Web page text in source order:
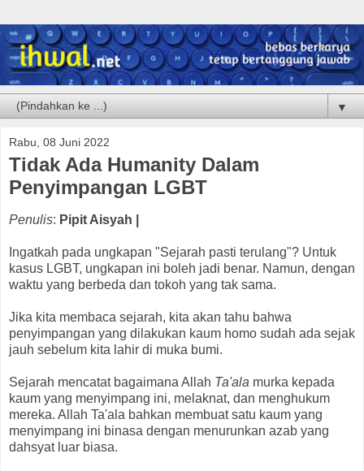
▼
Rabu, 08 Juni 2022
Tidak Ada Humanity Dalam
Penyimpangan LGBT
Penulis: Pipit Aisyah |
Ingatkah pada ungkapan "Sejarah pasti terulang"? Untuk
kasus LGBT, ungkapan ini boleh jadi benar. Namun, dengan
waktu yang berbeda dan tokoh yang tak sama.
Jika kita membaca sejarah, kita akan tahu bahwa
penyimpangan yang dilakukan kaum homo sudah ada sejak
jauh sebelum kita lahir di muka bumi.
Sejarah mencatat bagaimana Allah Ta'ala murka kepada
kaum yang menyimpang ini, melaknat, dan menghukum
mereka. Allah Ta'ala bahkan membuat satu kaum yang
menyimpang ini binasa dengan menurunkan azab yang
dahsyat luar biasa.